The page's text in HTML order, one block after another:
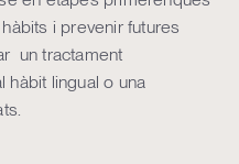
i prevenir futures
un tractament
hàbit lingual o una